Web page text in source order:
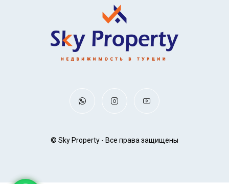
© Sky Property - Все права защищены